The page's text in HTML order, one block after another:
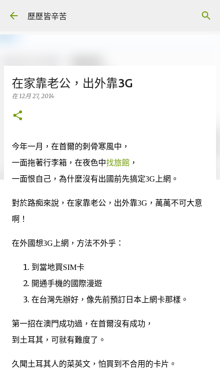
歷歷皆辛苦
在家靠老公，出外靠3G
在12月 27, 2014
今年一月，在首爾的刺骨寒風中，
一面拖著行李箱，在夜色中找旅館 ，
一面恨自己，為什麼沒有出國前先搞定3G上網。
對於路痴來說，在家靠老公，出外靠3G，萬萬不可大意
啊！
在外國想3G上網，方法不外乎：
到當地買SIM卡
開通手機的國際漫遊
在台灣先辦好，像先前預訂日本上網卡那樣。
第一招在澳門成功過，在首爾沒有成功，
到土耳其，可就有難度了。
久聞土耳其人的菜英文，怕買到不合用的卡片。